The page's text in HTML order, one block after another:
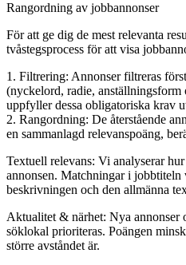
Rangordning av jobbannonser
För att ge dig de mest relevanta
tvåstegsprocess för att visa
1. Filtrering: Annonser filtreras
(nyckelord, radie,
uppfyller dessa obligatoriska krav
2. Rangordning: De återstående
en sammanlagd relevanspoäng,
Textuell relevans: Vi analyserar
annonsen. Matchningar i
beskrivningen och den allmänna
Aktualitet & närhet: Nya annonser
söklokal prioriteras. Poängen
större avståndet är.